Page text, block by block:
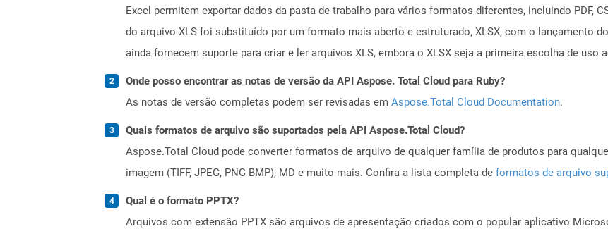
Excel permitem exportar dados da pasta de trabalho para vários formatos diferentes, incluindo PDF,
do arquivo XLS foi substituído por um formato mais aberto e estruturado, XLSX, com o lançamento
ainda fornecem suporte para criar e ler arquivos XLS, embora o XLSX seja a primeira escolha de uso
Onde posso encontrar as notas de versão da API Aspose. Total Cloud para Ruby?
As notas de versão completas podem ser revisadas em Aspose.Total Cloud Documentation.
Quais formatos de arquivo são suportados pela API Aspose.Total Cloud?
Aspose.Total Cloud pode converter formatos de arquivo de qualquer família de produtos para
imagem (TIFF, JPEG, PNG BMP), MD e muito mais. Confira a lista completa de formatos de arquivo
Qual é o formato PPTX?
Arquivos com extensão PPTX são arquivos de apresentação criados com o popular aplicativo